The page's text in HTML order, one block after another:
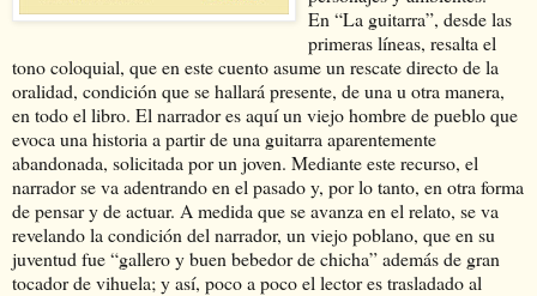
En “La guitarra”, desde las
primeras líneas, resalta el
tono coloquial, que en este cuento asume un rescate directo de la
oralidad, condición que se hallará presente, de una u otra manera,
en todo el libro. El narrador es aquí un viejo hombre de pueblo que
evoca una historia a partir de una guitarra aparentemente
abandonada, solicitada por un joven. Mediante este recurso, el
narrador se va adentrando en el pasado y, por lo tanto, en otra forma
de pensar y de actuar. A medida que se avanza en el relato, se va
revelando la condición del narrador, un viejo poblano, que en su
juventud fue “gallero y buen bebedor de chicha” además de gran
tocador de vihuela; y así, poco a poco el lector es trasladado al